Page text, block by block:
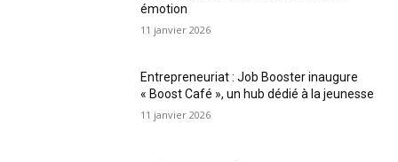
émotion
11 janvier 2026
Entrepreneuriat : Job Booster inaugure
« Boost Café », un hub dédié à la jeunesse
11 janvier 2026